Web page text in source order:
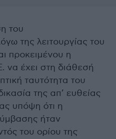
του
της λειτουργίας του
προκειμένου η
έχει στη διάθεσή
ταυτότητα του
της απ’ ευθείας
υπόψη ότι η
ήταν
του ορίου της